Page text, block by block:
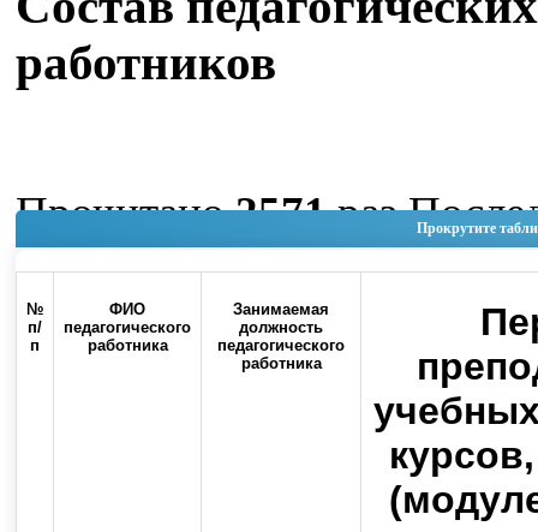
работников
Прокрутите
№
п/
п
ФИО
педагогического
работника
Занимаемая
должность
педагогического
работника
Прочитано2571раз
изменение Пятница, 05
14:41
Наверх
Контакты